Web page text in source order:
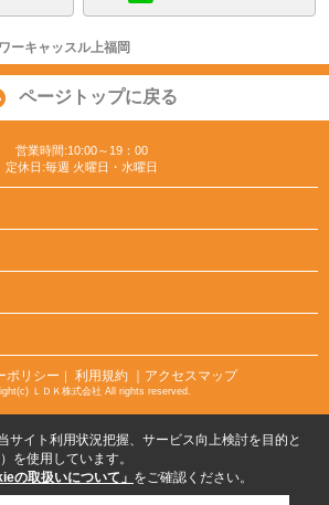
ーキャッスル上福岡
ページトップに戻る
営業時間:10:00～19：00
定休日:毎週 火曜日・水曜日
ポリシー ｜ 利用規約 ｜アクセスマップ
ＬＤＫ株式会社 All rights reserved.
サイト利用状況把握、サービス向上検討を目的と
を使用しています。
の取扱いについて」 をご確認ください。